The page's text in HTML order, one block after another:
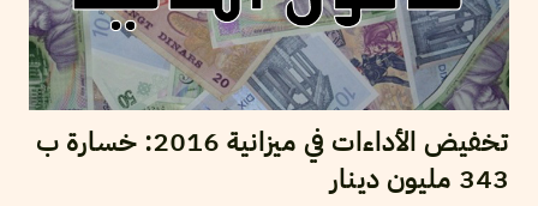
تخفيض الأداءات في ميزانية 2016: خسارة ب
343 مليون دينار